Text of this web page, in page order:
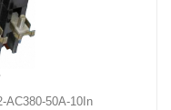
50А-10In